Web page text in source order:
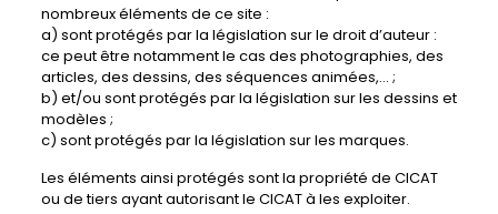
nombreux éléments de ce site :
a) sont protégés par la législation sur le droit d’auteur :
ce peut être notamment le cas des photographies, des
articles, des dessins, des séquences animées,… ;
b) et/ou sont protégés par la législation sur les dessins et
modèles ;
c) sont protégés par la législation sur les marques.
Les éléments ainsi protégés sont la propriété de CICAT
ou de tiers ayant autorisant le CICAT à les exploiter.